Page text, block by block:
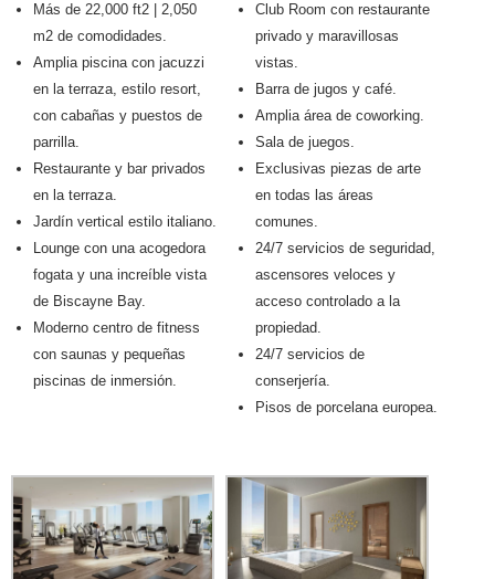
Más de 22,000 ft2 | 2,050
m2 de comodidades.
Amplia piscina con jacuzzi
en la terraza, estilo resort,
con cabañas y puestos de
parrilla.
Restaurante y bar privados
en la terraza.
Jardín vertical estilo italiano.
Lounge con una acogedora
fogata y una increíble vista
de Biscayne Bay.
Moderno centro de fitness
con saunas y pequeñas
piscinas de inmersión.
Club Room con restaurante
privado y maravillosas
vistas.
Barra de jugos y café.
Amplia área de coworking.
Sala de juegos.
Exclusivas piezas de arte
en todas las áreas
comunes.
24/7 servicios de seguridad,
ascensores veloces y
acceso controlado a la
propiedad.
24/7 servicios de
conserjería.
Pisos de porcelana europea.